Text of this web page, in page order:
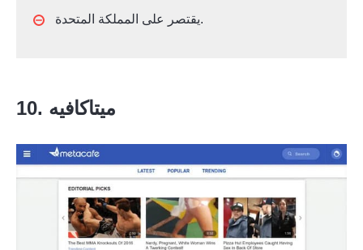
يقتصر على المملكة المتحدة.
10. ميتاكافيه